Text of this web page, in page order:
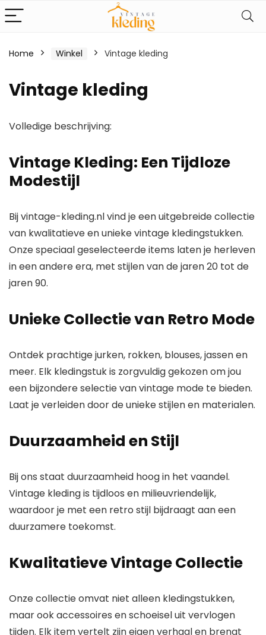
Home Winkel Vintage kleding
Vintage kleding
Volledige beschrijving:
Vintage Kleding: Een Tijdloze
Modestijl
Bij vintage-kleding.nl vind je een uitgebreide collectie
van kwalitatieve en unieke vintage kledingstukken.
Onzespeciaal geselecteerde items laten je herleven
in een andere era, met stijlenvan de jaren 20 tot de
jaren 90.
Unieke Collectie van Retro Mode
Ontdek prachtige jurken, rokken, blouses, jassen en
meer. Elk kledingstuk is zorgvuldiggekozenom jou
een bijzondere selectie van vintage mode te bieden.
Laat jeverleidendoor de unieke stijlen en materialen.
Duurzaamheid en Stijl
Bij ons staat duurzaamheid hoog in het vaandel.
Vintage kleding is tijdloos en milieuvriendelijk,
waardoor je met een retro stijl bijdraagt aan een
duurzamere toekomst.
Kwalitatieve Vintage Collectie
Onze collectie omvat niet alleen kledingstukken,
maar ook accessoires en schoeisel uit vervlogen
tijden. Elk item vertelt zijn eigen verhaal en brengt